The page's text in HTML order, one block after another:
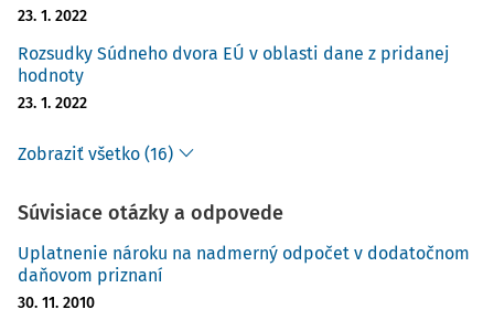
23. 1. 2022
Rozsudky Súdneho dvora EÚ v oblasti dane z pridanej
hodnoty
23. 1. 2022
Zobraziť všetko (16)
Súvisiace otázky a odpovede
Uplatnenie nároku na nadmerný odpočet v dodatočnom
daňovom priznaní
30. 11. 2010